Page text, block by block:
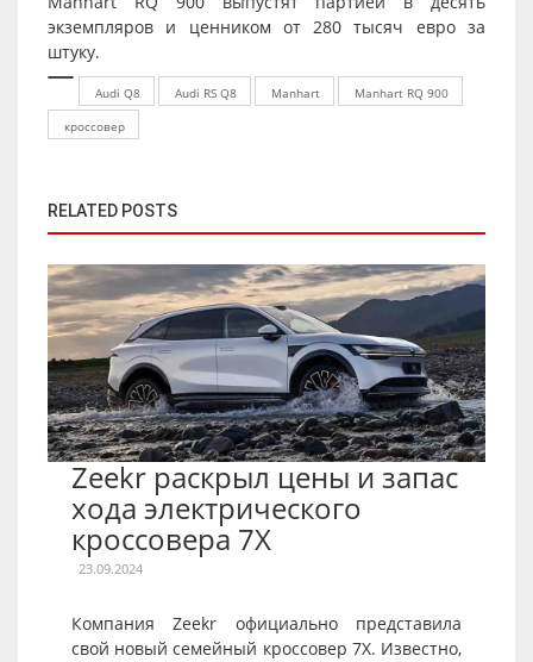
экземпляров и ценником от 280 тысяч евро за
штуку.
Audi Q8 Audi RS Q8 Manhart
Manhart RQ 900
кроссовер
RELATED POSTS
Zeekr раскрыл цены и запас
хода электрического
кроссовера 7X
23.09.2024
Компания Zeekr официально представила
свой новый семейный кроссовер 7X. Известно,